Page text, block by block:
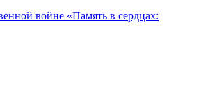
войне «Память в сердцах: